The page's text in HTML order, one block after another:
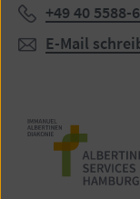
Telefon:
+49 40 5588-
E-Mail